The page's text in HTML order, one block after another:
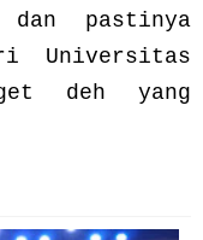
dan pastinya
Universitas
deh yang